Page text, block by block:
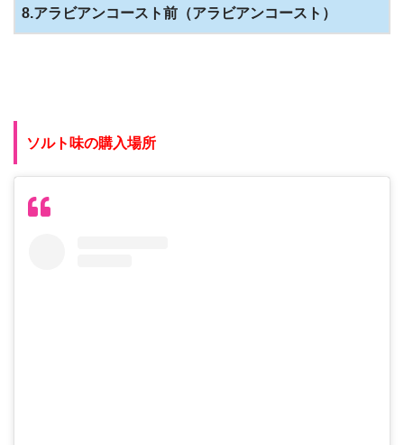
8.アラビアンコースト前（アラビアンコースト）
ソルト味の購入場所